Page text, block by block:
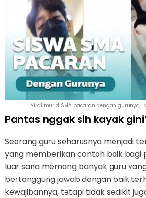
Viral murid SMA pacaran dengan gurunya |
Pantas nggak sih kayak
Seorang guru seharusnya menjadi
yang memberikan contoh baik bagi
luar sana memang banyak guru
bertanggung jawab dengan baik
kewajibannya, tetapi tidak sedikit